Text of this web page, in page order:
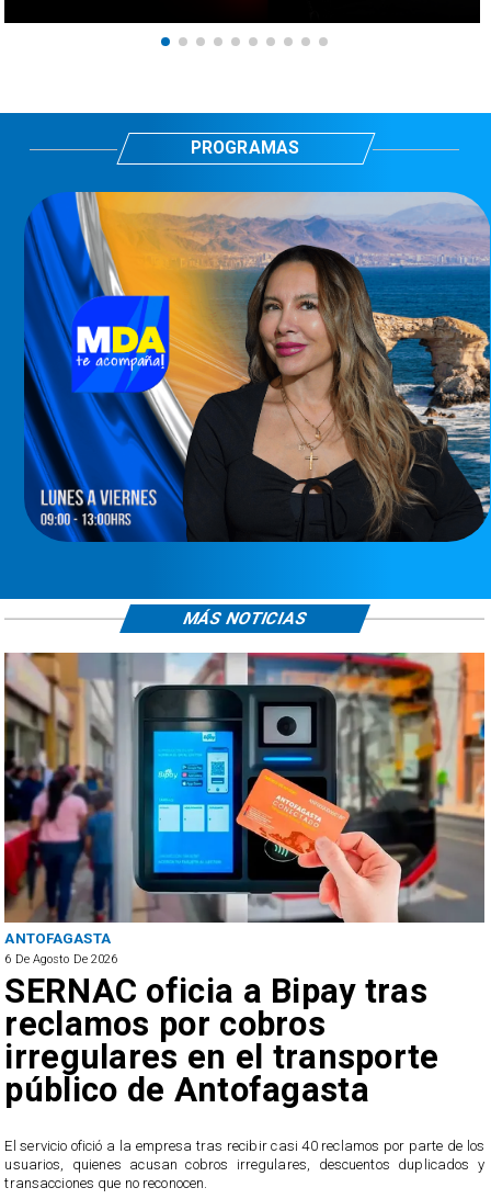
PROGRAMAS
ANTOFAGASTA
6 De Agosto De 2026
SERNAC oficia a Bipay tras
reclamos por cobros
irregulares en el transporte
público de Antofagasta
El servicio ofició a la empresa tras recibir casi 40 reclamos por parte de los
usuarios, quienes acusan cobros irregulares, descuentos duplicados y
transacciones que no reconocen.
MÁS NOTICIAS